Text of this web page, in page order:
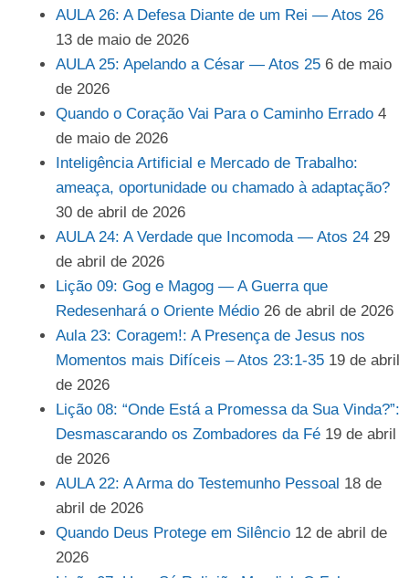
AULA 26: A Defesa Diante de um Rei — Atos 26
13 de maio de 2026
AULA 25: Apelando a César — Atos 25 6 de maio
de 2026
Quando o Coração Vai Para o Caminho Errado 4
de maio de 2026
Inteligência Artificial e Mercado de Trabalho:
ameaça, oportunidade ou chamado à adaptação?
30 de abril de 2026
AULA 24: A Verdade que Incomoda — Atos 24 29
de abril de 2026
Lição 09: Gog e Magog — A Guerra que
Redesenhará o Oriente Médio 26 de abril de 2026
Aula 23: Coragem!: A Presença de Jesus nos
Momentos mais Difíceis – Atos 23:1-35 19 de abril
de 2026
Lição 08: “Onde Está a Promessa da Sua Vinda?”:
Desmascarando os Zombadores da Fé 19 de abril
de 2026
AULA 22: A Arma do Testemunho Pessoal 18 de
abril de 2026
Quando Deus Protege em Silêncio 12 de abril de
2026